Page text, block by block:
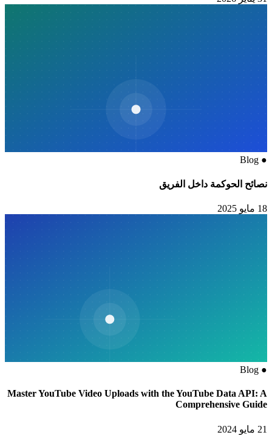
●
Blog
نصائح الحوكمة داخل الفريق
18 مايو 2025
●
Blog
Master YouTube Video Uploads with the YouTube Data API: A
Comprehensive Guide
21 مايو 2024